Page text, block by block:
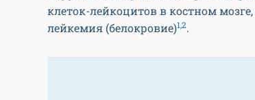
клеток-лейкоцитов в костном
лейкемия (белокровие)1,2.